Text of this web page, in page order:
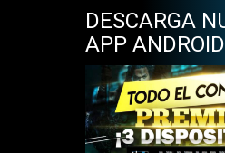
DESCARGA
APP